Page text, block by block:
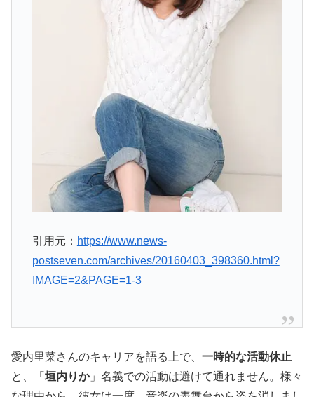
引用元： https://www.news-
postseven.com/archives/20160403_398360.html?
IMAGE=2&PAGE=1-3
愛内里菜さんのキャリアを語る上で、 一時的な活動休止
と、「 垣内りか」名義での活動は避けて通れません。様々